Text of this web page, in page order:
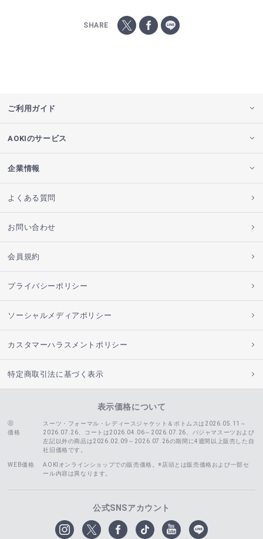
SHARE
ご利用ガイド
AOKIのサービス
企業情報
よくある質問
お問い合わせ
会員規約
プライバシーポリシー
ソーシャルメディアポリシー
カスタマーハラスメントポリシー
特定商取引法に基づく表示
表示価格について
価格
スーツ・フォーマル・レディースジャケット＆ボトムスは2026.05.11～
2026.07.26、コートは2026.04.06～2026.07.26、
パジャマスーツおよび
左記以外の商品は2026.02.09～2026.07.26の期間に4週間以上販売した自
社旧価格です。
WEB価格
AOKIオンラインショップでの販売価格。※店頭とは販売価格および一部セ
ール内容は異なります。
公式SNSアカウント